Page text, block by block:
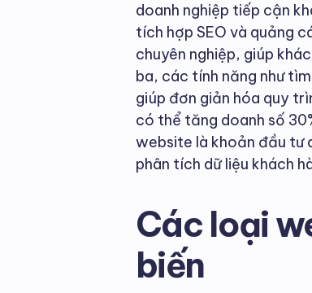
doanh nghiệp tiếp cận
tích hợp SEO và quảng
chuyên nghiệp, giúp
ba, các tính năng như
giúp đơn giản hóa quy
có thể tăng doanh số
website là khoản đầu tư
phân tích dữ liệu khách
Các loại
biến